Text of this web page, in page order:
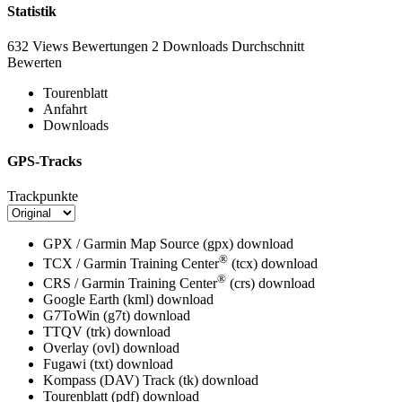
Statistik
632 Views Bewertungen 2 Downloads Durchschnitt
Bewerten
Tourenblatt
Anfahrt
Downloads
GPS-Tracks
Trackpunkte
GPX / Garmin Map Source (gpx) download
TCX / Garmin Training Center® (tcx) download
CRS / Garmin Training Center® (crs) download
Google Earth (kml) download
G7ToWin (g7t) download
TTQV (trk) download
Overlay (ovl) download
Fugawi (txt) download
Kompass (DAV) Track (tk) download
Tourenblatt (pdf) download